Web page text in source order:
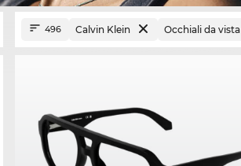
496 Calvin Klein Occhiali da vista